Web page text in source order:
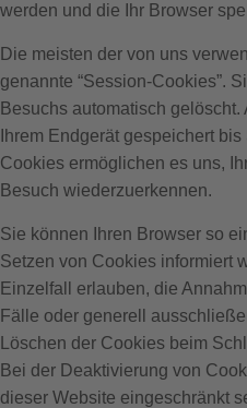
werden und die Ihr Browser
Die meisten der von uns
genannte “Session-Cookies”.
Besuchs automatisch
Ihrem Endgerät gespeichert
Cookies ermöglichen es uns,
Besuch wiederzuerkennen.
Sie können Ihren Browser so
Setzen von Cookies informiert
Einzelfall erlauben, die
Fälle oder generell
Löschen der Cookies beim
Bei der Deaktivierung von
dieser Website eingeschränkt